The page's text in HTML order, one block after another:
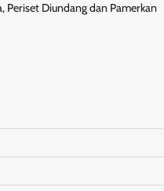
Periset Diundang dan Pamerkan